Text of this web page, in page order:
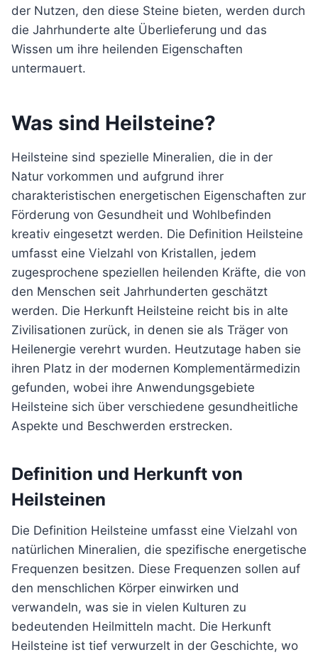
der Nutzen, den diese Steine bieten, werden durch
die Jahrhunderte alte Überlieferung und das
Wissen um ihre heilenden Eigenschaften
untermauert.
Was sind Heilsteine?
Heilsteine sind spezielle Mineralien, die in der
Natur vorkommen und aufgrund ihrer
charakteristischen energetischen Eigenschaften zur
Förderung von Gesundheit und Wohlbefinden
kreativ eingesetzt werden. Die Definition Heilsteine
umfasst eine Vielzahl von Kristallen, jedem
zugesprochene speziellen heilenden Kräfte, die von
den Menschen seit Jahrhunderten geschätzt
werden. Die Herkunft Heilsteine reicht bis in alte
Zivilisationen zurück, in denen sie als Träger von
Heilenergie verehrt wurden. Heutzutage haben sie
ihren Platz in der modernen Komplementärmedizin
gefunden, wobei ihre Anwendungsgebiete
Heilsteine sich über verschiedene gesundheitliche
Aspekte und Beschwerden erstrecken.
Definition und Herkunft von
Heilsteinen
Die Definition Heilsteine umfasst eine Vielzahl von
natürlichen Mineralien, die spezifische energetische
Frequenzen besitzen. Diese Frequenzen sollen auf
den menschlichen Körper einwirken und
verwandeln, was sie in vielen Kulturen zu
bedeutenden Heilmitteln macht. Die Herkunft
Heilsteine ist tief verwurzelt in der Geschichte, wo